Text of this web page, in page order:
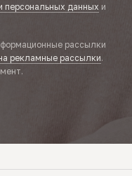
персональных данных и
рассылки
рекламные рассылки.